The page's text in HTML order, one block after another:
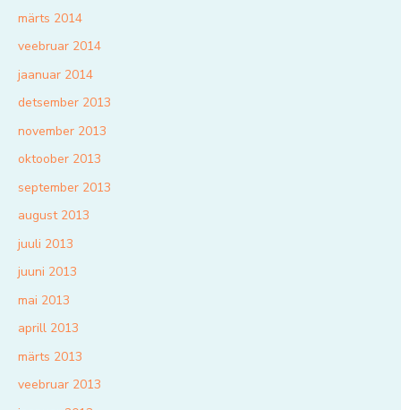
märts 2014
veebruar 2014
jaanuar 2014
detsember 2013
november 2013
oktoober 2013
september 2013
august 2013
juuli 2013
juuni 2013
mai 2013
aprill 2013
märts 2013
veebruar 2013